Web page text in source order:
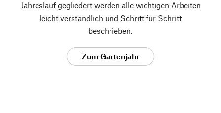
Jahreslauf gegliedert werden alle wichtigen Arbeiten
leicht verständlich und Schritt für Schritt
beschrieben.
Zum Gartenjahr